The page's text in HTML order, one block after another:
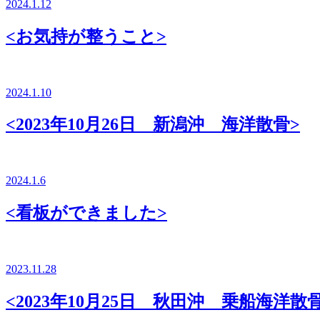
2024.1.12
<お気持が整うこと>
2024.1.10
<2023年10月26日 新潟沖 海洋散骨>
2024.1.6
<看板ができました>
2023.11.28
<2023年10月25日 秋田沖 乗船海洋散